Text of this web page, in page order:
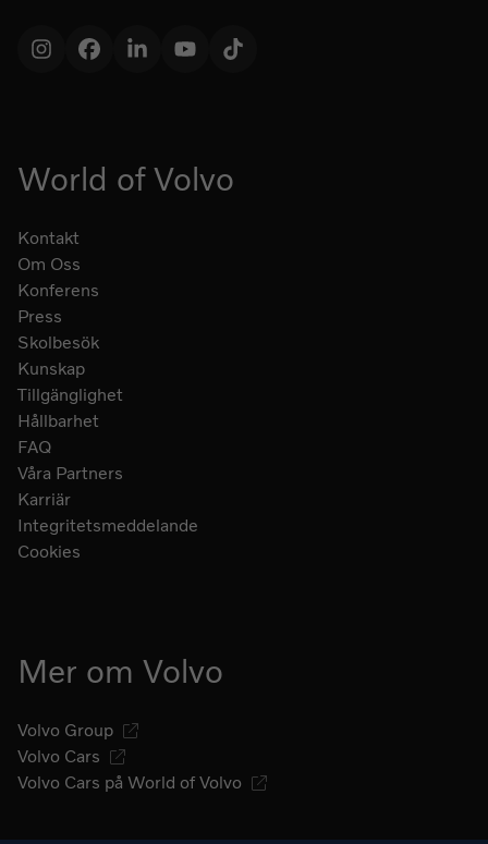
World of Volvo
Kontakt
Om Oss
Konferens
Press
Skolbesök
Kunskap
Tillgänglighet
Hållbarhet
FAQ
Våra Partners
Karriär
Integritetsmeddelande
Cookies
Mer om Volvo
Volvo Group
Volvo Cars
Volvo Cars på World of Volvo
InstagramFacebookLinkedInYouTubeTikTok